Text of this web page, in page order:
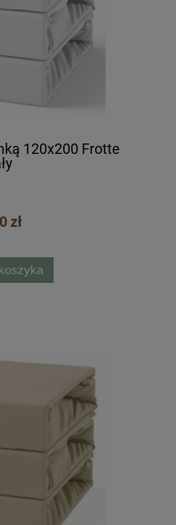
120x200 Frotte
zł